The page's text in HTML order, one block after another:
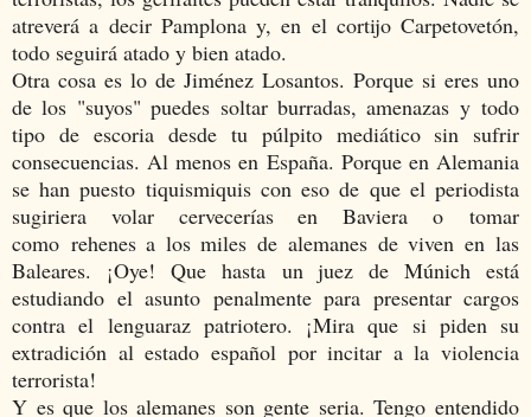
atreverá a decir Pamplona y, en el cortijo Carpetovetón,
todo seguirá atado y bien atado.
Otra cosa es lo de Jiménez Losantos. Porque si eres uno
de los "suyos" puedes soltar burradas, amenazas y todo
tipo de escoria desde tu púlpito mediático sin sufrir
consecuencias. Al menos en España. Porque en Alemania
se han puesto tiquismiquis con eso de que el periodista
sugiriera volar cervecerías en Baviera o tomar
como rehenes a los miles de alemanes de viven en las
Baleares. ¡Oye! Que hasta un juez de Múnich está
estudiando el asunto penalmente para presentar cargos
contra el lenguaraz patriotero. ¡Mira que si piden su
extradición al estado español por incitar a la violencia
terrorista!
Y es que los alemanes son gente seria. Tengo entendido